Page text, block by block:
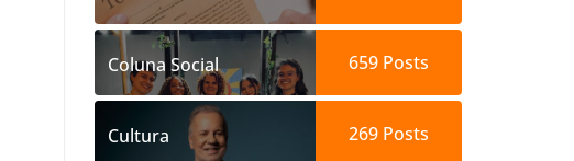
Coluna Social 659Posts
Cultura 269Posts